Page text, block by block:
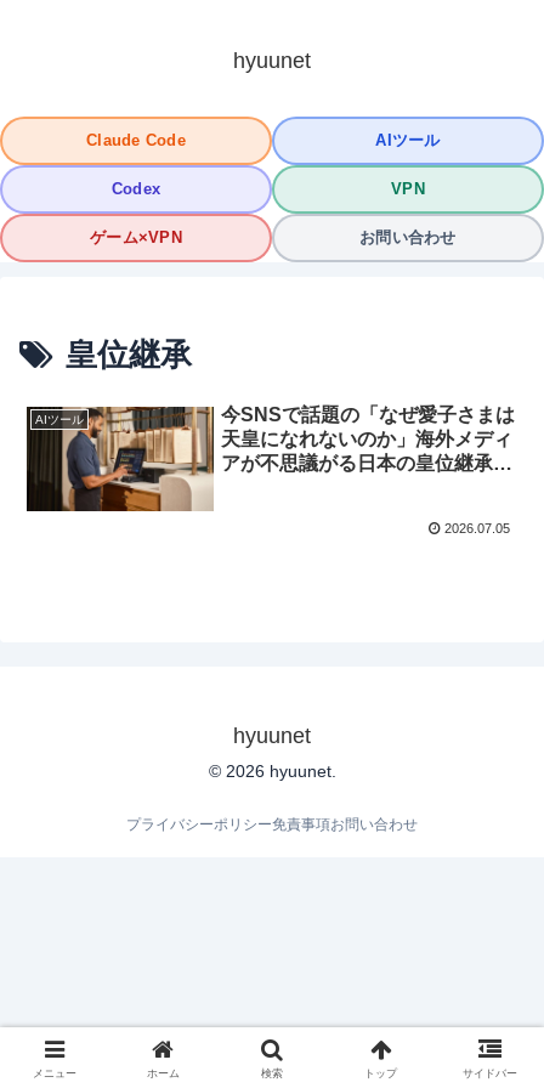
hyuunet
Claude Code AIツール
Codex VPN
ゲーム×VPN お問い合わせ
皇位継承
AIツール
今SNSで話題の「なぜ愛子さまは
天皇になれないのか」海外メディ
アが不思議がる日本の皇位継承制
2026.07.05
hyuunet
© 2026 hyuunet.
プライバシーポリシー免責事項お問い合わせ
メニュー ホーム 検索 トップ サイドバー